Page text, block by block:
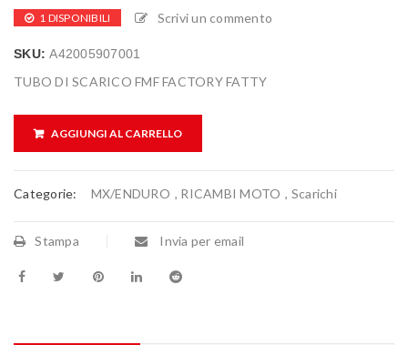
1 DISPONIBILI Scrivi un commento
SKU:A42005907001
TUBO DI SCARICO FMF FACTORY FATTY
AGGIUNGI AL CARRELLO
Categorie: MX/ENDURO , RICAMBI MOTO , Scarichi
Stampa Invia per email